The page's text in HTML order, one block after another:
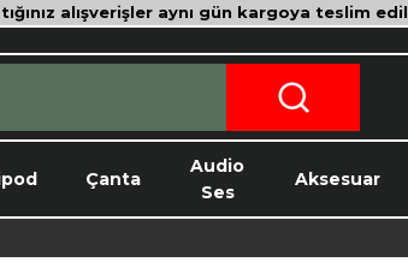
alışverişler aynı gün kargoya teslim
Çanta
Audio
Ses
Aksesuar